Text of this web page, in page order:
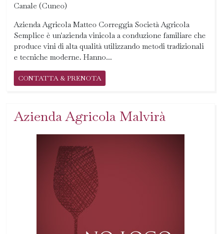
Canale (Cuneo)
Azienda Agricola Matteo Correggia Società Agricola
Semplice è un'azienda vinicola a conduzione familiare che
produce vini di alta qualità utilizzando metodi tradizionali
e tecniche moderne. Hanno...
CONTATTA & PRENOTA
Azienda Agricola Malvirà